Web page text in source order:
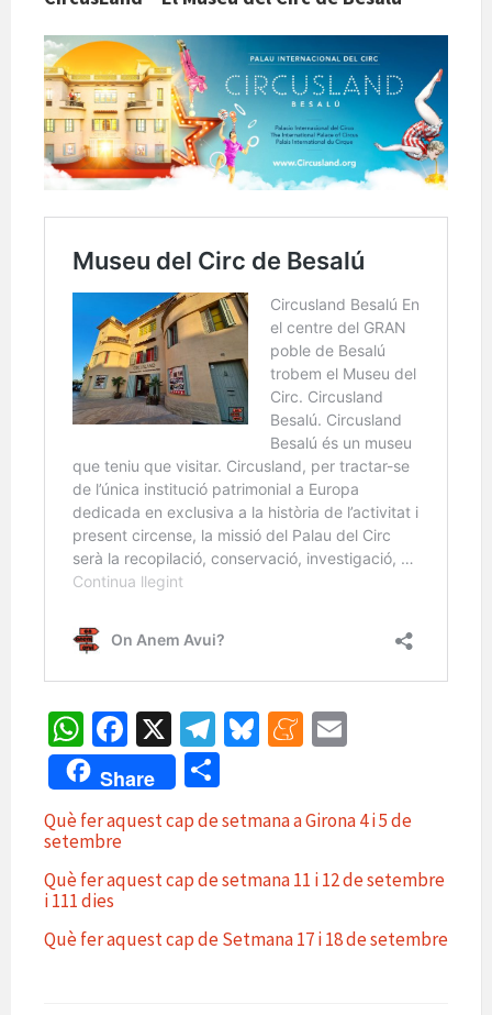
W
h
at
sA
p
p
Fa
ce
b
o
o
X
Te
le
gr
a
m
Bl
ky
M
ea
m
l
Share
m
p
te
Què fer aquest cap de setmana a Girona 4 i 5 de
setembre
Què fer aquest cap de setmana 11 i 12 de setembre
i 111 dies
Què fer aquest cap de Setmana 17 i 18 de setembre